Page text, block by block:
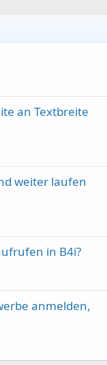
an Textbreite
weiter laufen
in B4i?
anmelden,